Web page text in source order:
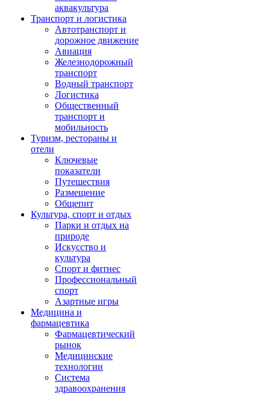
аквакультура
Транспорт и логистика
Автотранспорт и
дорожное движение
Авиация
Железнодорожный
транспорт
Водный транспорт
Логистика
Общественный
транспорт и
мобильность
Туризм, рестораны и
отели
Ключевые
показатели
Путешествия
Размещение
Общепит
Культура, спорт и отдых
Парки и отдых на
природе
Искусство и
культура
Спорт и фитнес
Профессиональный
спорт
Азартные игры
Медицина и
фармацевтика
Фармацевтический
рынок
Медицинские
технологии
Система
здравоохранения